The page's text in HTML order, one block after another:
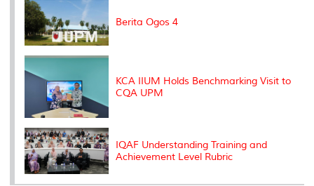
Berita Ogos 4
KCA IIUM Holds Benchmarking Visit to
CQA UPM
IQAF Understanding Training and
Achievement Level Rubric